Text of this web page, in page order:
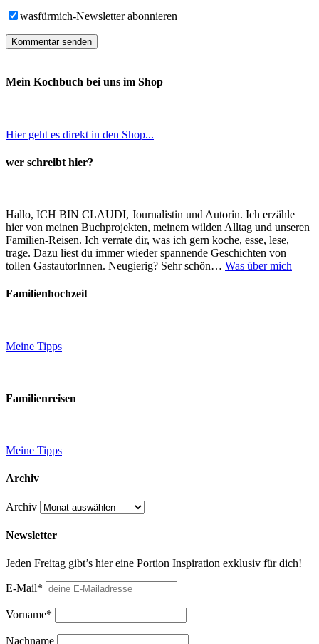
wasfürmich-Newsletter abonnieren
Mein Kochbuch bei uns im Shop
Hier geht es direkt in den Shop...
wer schreibt hier?
Hallo, ICH BIN CLAUDI, Journalistin und Autorin. Ich erzähle
hier von meinen Buchprojekten, meinem wilden Alltag und unseren
Familien-Reisen. Ich verrate dir, was ich gern koche, esse, lese,
trage. Dazu liest du immer wieder spannende Geschichten von
tollen GastautorInnen. Neugierig? Sehr schön… Was über mich
Familienhochzeit
Meine Tipps
Familienreisen
Meine Tipps
Archiv
Archiv
Newsletter
Jeden Freitag gibt’s hier eine Portion Inspiration exklusiv für dich!
E-Mail*
Vorname*
Nachname